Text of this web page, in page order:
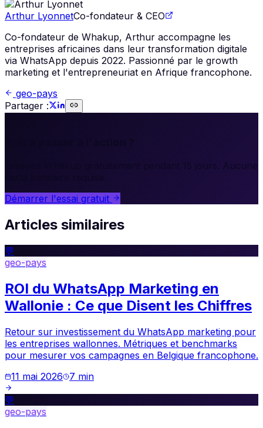
Arthur LyonnetCo-fondateur & CEO
Co-fondateur de Whakup, Arthur accompagne les
entreprises africaines dans leur transformation digitale
via WhatsApp depuis 2022. Passionné par le growth
marketing et l'entrepreneuriat en Afrique francophone.
geo-pays
Partager :
Essayez Whakup gratuitement pendant 15 jours. Aucune
Démarrer l'essai gratuit
Articles similaires
💬
geo-pays
ROI du WhatsApp Marketing en
Wallonie : Ce que Disent les Chiffres
Retour sur investissement du WhatsApp marketing pour
les entreprises wallonnes. Métriques et benchmarks
pour mesurer vos campagnes en Belgique francophone.
11 mai 2026
7 min
💬
geo-pays